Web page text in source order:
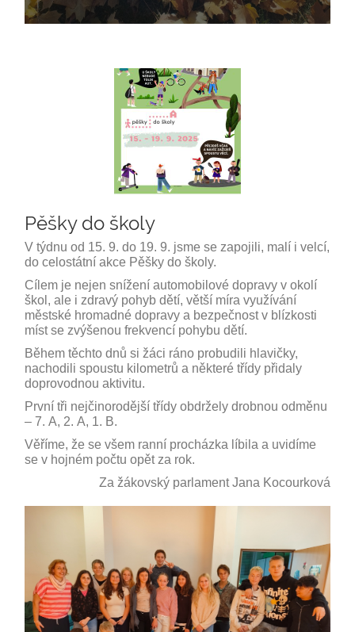
Pěšky do školy
V týdnu od 15. 9. do 19. 9. jsme se zapojili, malí i velcí,
do celostátní akce Pěšky do školy.
Cílem je nejen snížení automobilové dopravy v okolí
škol, ale i zdravý pohyb dětí, větší míra využívání
městské hromadné dopravy a bezpečnost v blízkosti
míst se zvýšenou frekvencí pohybu dětí.
Během těchto dnů si žáci ráno probudili hlavičky,
nachodili spoustu kilometrů a některé třídy přidaly
doprovodnou aktivitu.
První tři nejčinorodější třídy obdržely drobnou odměnu
– 7. A, 2. A, 1. B.
Věříme, že se všem ranní procházka líbila a uvidíme
se v hojném počtu opět za rok.
Za žákovský parlament Jana Kocourková